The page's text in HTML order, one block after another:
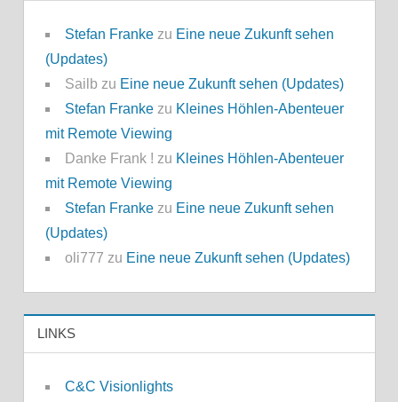
Stefan Frankezu Eine neue Zukunft sehen
(Updates)
Sailb zu Eine neue Zukunft sehen (Updates)
Stefan Frankezu Kleines Höhlen-Abenteuer
mit Remote Viewing
Danke Frank ! zu Kleines Höhlen-Abenteuer
mit Remote Viewing
Stefan Frankezu Eine neue Zukunft sehen
(Updates)
oli777 zu Eine neue Zukunft sehen (Updates)
LINKS
C&C Visionlights